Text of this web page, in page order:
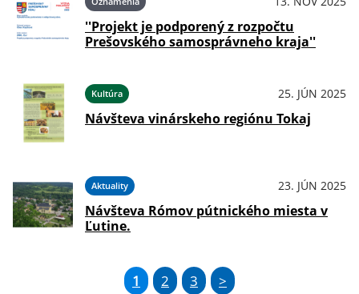
''Projekt je podporený z rozpočtu
Prešovského samosprávneho kraja''
Kultúra 25. JÚN 2025
Návšteva vinárskeho regiónu Tokaj
Aktuality 23. JÚN 2025
Návšteva Rómov pútnického miesta v
Ľutine.
1 2 3 >